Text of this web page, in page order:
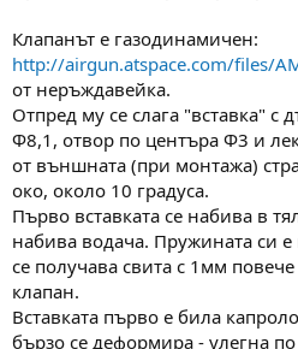
Клапанът е газодинамичен:
http://airgun.atspace.com/files/
от неръждавейка.
Отпред му се слага "вставка"
Ф8,1, отвор по центъра Ф3 и
от външната (при монтажа)
око, около 10 градуса.
Първо вставката се набива в
набива водача. Пружината си
се получава свита с 1мм
клапан.
Вставката първо е била
бързо се деформира - улегна по